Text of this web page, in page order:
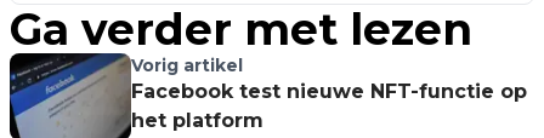
Ga verder met lezen
Vorig artikel
Facebook test nieuwe NFT-functie op
het platform